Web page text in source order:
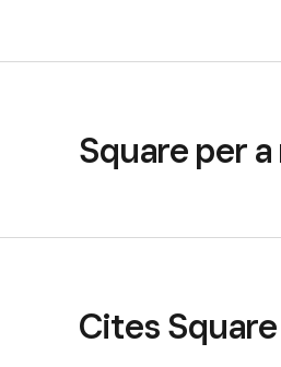
Square per
Cites Square